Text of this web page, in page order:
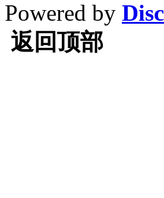
Powered by
返回顶部